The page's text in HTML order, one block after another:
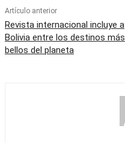
Artículo anterior
Revista internacional incluye a
Bolivia entre los destinos más
bellos del planeta